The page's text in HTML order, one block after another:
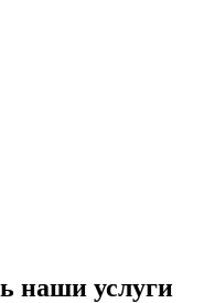
наши услуги